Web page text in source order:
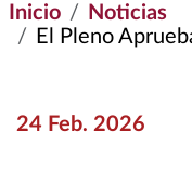
Inicio
Noticias
El Pleno Aprueba Moción
24 Feb. 2026